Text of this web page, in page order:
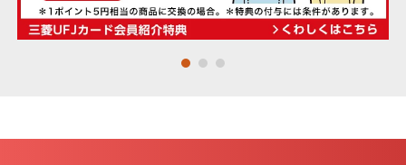
Mastercard®
・個人関連情報の第三者提供
ンをタップ、または二次元コードを読み込んだ場
費用の精算に利用するため、URL末尾に付与したパ